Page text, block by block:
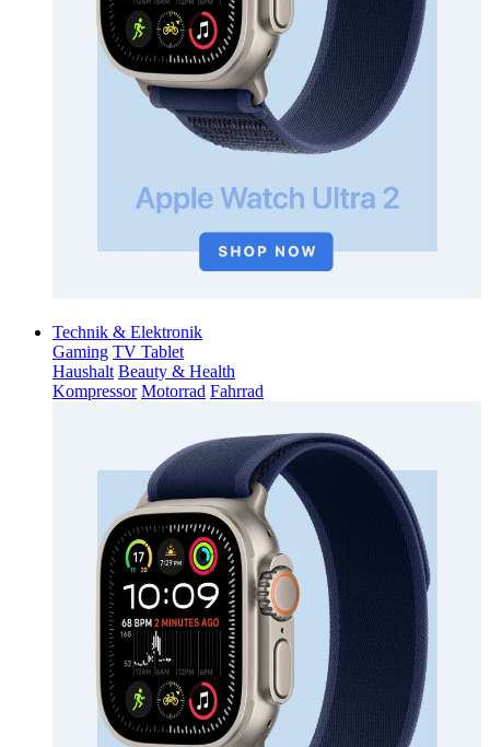
Technik & Elektronik
Gaming TV Tablet
Haushalt Beauty & Health
Kompressor Motorrad Fahrrad